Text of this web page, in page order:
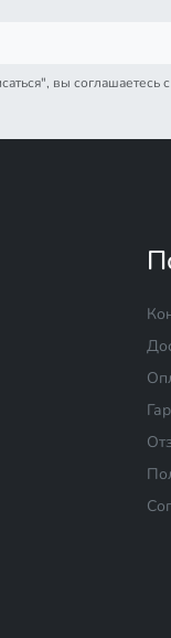
вы соглашаетесь